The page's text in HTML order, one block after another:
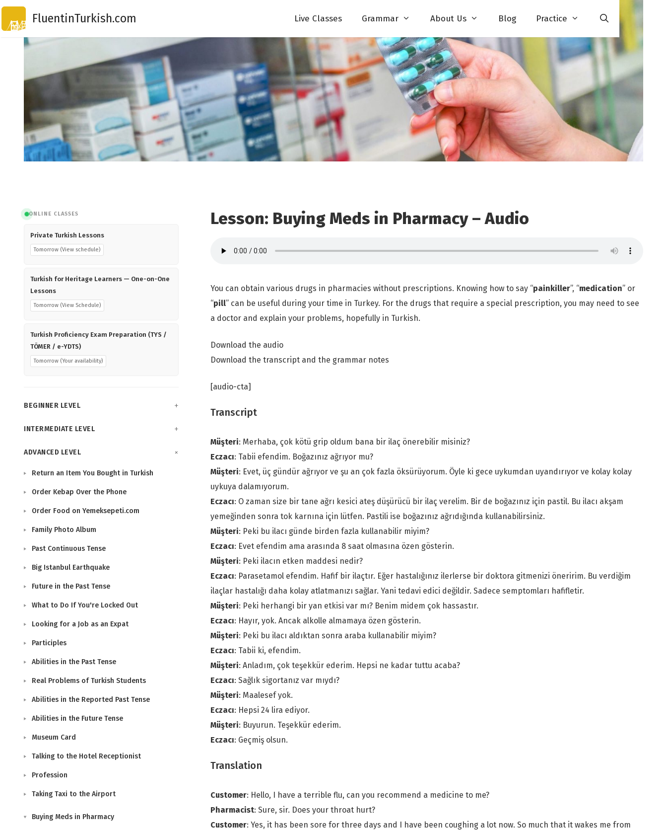
Skip
content
FluentinTurkish.com Live Classes Grammar About Us Blog Practice
Lesson: Buying Meds in Pharmacy – Audio
You can obtain various drugs in pharmacies without prescriptions. Knowing how to say “painkiller”, “medication” or
“pill” can be useful during your time in Turkey. For the drugs that require a special prescription, you may need to see
a doctor and explain your problems, hopefully in Turkish.
Download the audio
Download the transcript and the grammar notes
[audio-cta]
Transcript
Müşteri: Merhaba, çok kötü grip oldum bana bir ilaç önerebilir misiniz?
Eczacı: Tabii efendim. Boğazınız ağrıyor mu?
Müşteri: Evet, üç gündür ağrıyor ve şu an çok fazla öksürüyorum. Öyle ki gece uykumdan uyandırıyor ve kolay kolay
uykuya dalamıyorum.
Eczacı: O zaman size bir tane ağrı kesici ateş düşürücü bir ilaç verelim. Bir de boğazınız için pastil. Bu ilacı akşam
yemeğinden sonra tok karnına için lütfen. Pastili ise boğazınız ağrıdığında kullanabilirsiniz.
Müşteri: Peki bu ilacı günde birden fazla kullanabilir miyim?
Eczacı: Evet efendim ama arasında 8 saat olmasına özen gösterin.
Müşteri: Peki ilacın etken maddesi nedir?
Eczacı: Parasetamol efendim. Hafif bir ilaçtır. Eğer hastalığınız ilerlerse bir doktora gitmenizi öneririm. Bu verdiğim
ilaçlar hastalığı daha kolay atlatmanızı sağlar. Yani tedavi edici değildir. Sadece semptomları hafifletir.
Müşteri: Peki herhangi bir yan etkisi var mı? Benim midem çok hassastır.
Eczacı: Hayır, yok. Ancak alkolle almamaya özen gösterin.
Müşteri: Peki bu ilacı aldıktan sonra araba kullanabilir miyim?
Eczacı: Tabii ki, efendim.
Müşteri: Anladım, çok teşekkür ederim. Hepsi ne kadar tuttu acaba?
Eczacı: Sağlık sigortanız var mıydı?
Müşteri: Maalesef yok.
Eczacı: Hepsi 24 lira ediyor.
Müşteri: Buyurun. Teşekkür ederim.
Eczacı: Geçmiş olsun.
Translation
Customer: Hello, I have a terrible flu, can you recommend a medicine to me?
Pharmacist: Sure, sir. Does your throat hurt?
Customer: Yes, it has been sore for three days and I have been coughing a lot now. So much that it wakes me from
ONLINE CLASSES
Private Turkish Lessons
Tomorrow (View schedule)
Turkish for Heritage Learners — One-on-One
Lessons
Tomorrow (View Schedule)
Turkish Proficiency Exam Preparation (TYS /
TÖMER / e-YDTS)
Tomorrow (Your availability)
BEGINNER LEVEL
INTERMEDIATE LEVEL
ADVANCED LEVEL
Return an Item You Bought in Turkish
Order Kebap Over the Phone
Order Food on Yemeksepeti.com
Family Photo Album
Past Continuous Tense
Big Istanbul Earthquake
Future in the Past Tense
What to Do If You're Locked Out
Looking for a Job as an Expat
Participles
Abilities in the Past Tense
Real Problems of Turkish Students
Abilities in the Reported Past Tense
Abilities in the Future Tense
Museum Card
Talking to the Hotel Receptionist
Profession
Taking Taxi to the Airport
Buying Meds in Pharmacy